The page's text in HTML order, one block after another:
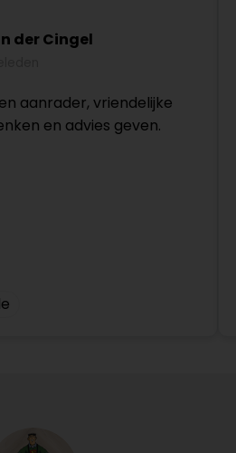
der Cingel
aanrader, vriendelijke
en advies geven.